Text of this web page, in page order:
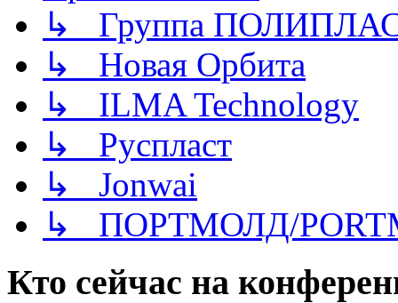
↳ Группа
↳ Новая Орбита
↳ ILMA Technology
↳ Руспласт
↳ Jonwai
↳ ПОРТМОЛД/
Кто сейчас на